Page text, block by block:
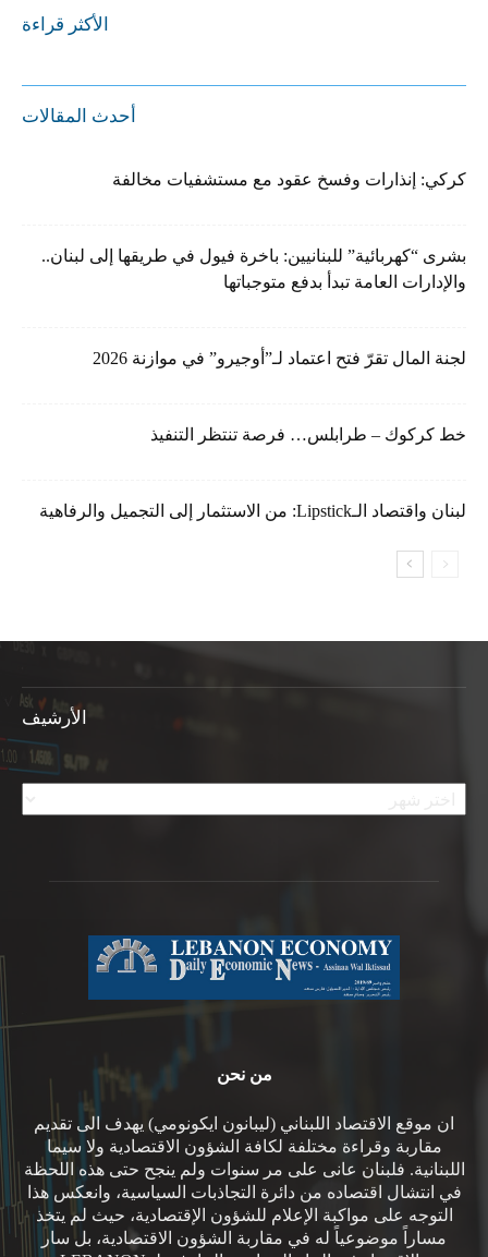
الأكثر قراءة
أحدث المقالات
كركي: إنذارات وفسخ عقود مع مستشفيات مخالفة
بشرى “كهربائية” للبنانيين: باخرة فيول في طريقها إلى لبنان..
والإدارات العامة تبدأ بدفع متوجباتها
لجنة المال تقرّ فتح اعتماد لـ”أوجيرو” في موازنة 2026
خط كركوك – طرابلس… فرصة تنتظر التنفيذ
لبنان واقتصاد الـLipstick: من الاستثمار إلى التجميل والرفاهية
الأرشيف
الأرشيف
من نحن
ان موقع الاقتصاد اللبناني (ليبانون ايكونومي) يهدف الى تقديم
مقاربة وقراءة مختلفة لكافة الشؤون الاقتصادية ولا سيما
اللبنانية. فلبنان عانى على مر سنوات ولم ينجح حتى هذه اللحظة
في انتشال اقتصاده من دائرة التجاذبات السياسية، وانعكس هذا
التوجه على مواكبة الإعلام للشؤون الإقتصادية، حيث لم يتخذ
مساراً موضوعياً له في مقاربة الشؤون الاقتصادية، بل سار